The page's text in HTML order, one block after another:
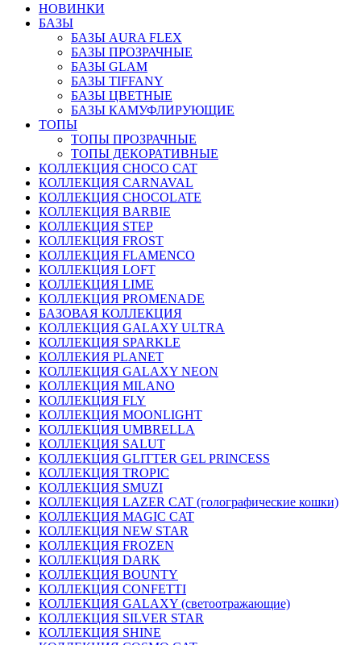
НОВИНКИ
БАЗЫ
БАЗЫ AURA FLEX
БАЗЫ ПРОЗРАЧНЫЕ
БАЗЫ GLAM
БАЗЫ TIFFANY
БАЗЫ ЦВЕТНЫЕ
БАЗЫ КАМУФЛИРУЮЩИЕ
ТОПЫ
ТОПЫ ПРОЗРАЧНЫЕ
ТОПЫ ДЕКОРАТИВНЫЕ
КОЛЛЕКЦИЯ CHOCO CAT
КОЛЛЕКЦИЯ CARNAVAL
КОЛЛЕКЦИЯ CHOCOLATE
КОЛЛЕКЦИЯ BARBIE
КОЛЛЕКЦИЯ STEP
КОЛЛЕКЦИЯ FROST
КОЛЛЕКЦИЯ FLAMENCO
КОЛЛЕКЦИЯ LOFT
КОЛЛЕКЦИЯ LIME
КОЛЛЕКЦИЯ PROMENADE
БАЗОВАЯ КОЛЛЕКЦИЯ
КОЛЛЕКЦИЯ GALAXY ULTRA
КОЛЛЕКЦИЯ SPARKLE
КОЛЛЕКИЯ PLANET
КОЛЛЕКЦИЯ GALAXY NEON
КОЛЛЕКЦИЯ MILANO
КОЛЛЕКЦИЯ FLY
КОЛЛЕКЦИЯ MOONLIGHT
КОЛЛЕКЦИЯ UMBRELLA
КОЛЛЕКЦИЯ SALUT
КОЛЛЕКЦИЯ GLITTER GEL PRINCESS
КОЛЛЕКЦИЯ TROPIC
КОЛЛЕКЦИЯ SMUZI
КОЛЛЕКЦИЯ LAZER CAT (голографические кошки)
КОЛЛЕКЦИЯ MAGIC CAT
КОЛЛЕКЦИЯ NEW STAR
КОЛЛЕКЦИЯ FROZEN
КОЛЛЕКЦИЯ DARK
КОЛЛЕКЦИЯ BOUNTY
КОЛЛЕКЦИЯ CONFETTI
КОЛЛЕКЦИЯ GALAXY (светоотражающие)
КОЛЛЕКЦИЯ SILVER STAR
КОЛЛЕКЦИЯ SHINE